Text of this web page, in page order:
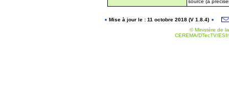
source (à
Mise à jour le : 11 octobre 2018 (V 1.8.4)
© Ministère de
CEREMA/DTecTV/